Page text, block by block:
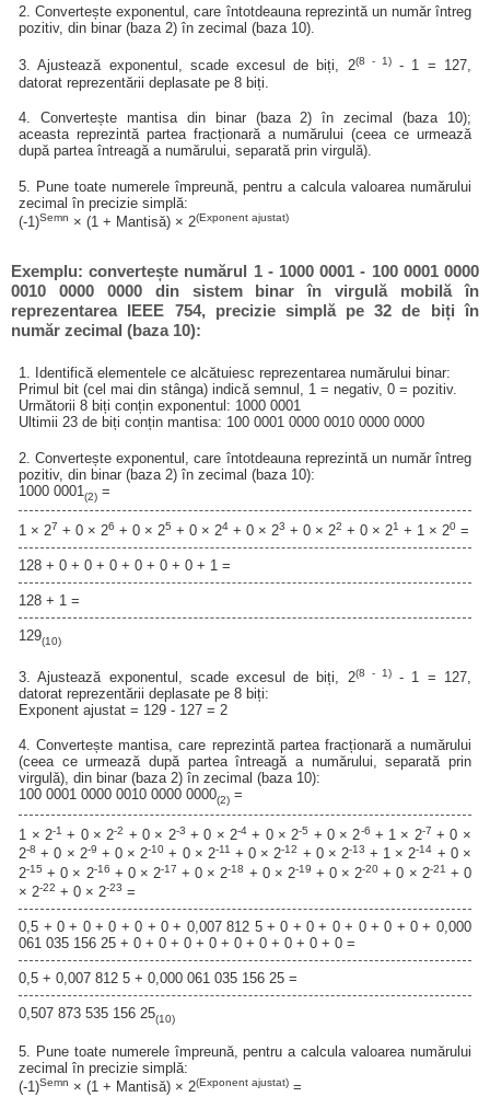
2. Convertește exponentul, care întotdeauna reprezintă un număr întreg
pozitiv, din binar (baza 2) în zecimal (baza 10).
3. Ajustează exponentul, scade excesul de biți, 2(8 - 1)
- 1 = 127,
datorat reprezentării deplasate pe 8 biți.
4. Convertește mantisa din binar (baza 2) în zecimal (baza 10);
aceasta reprezintă partea fracționară a numărului (ceea ce urmează
după partea întreagă a numărului, separată prin virgulă).
5. Pune toate numerele împreună, pentru a calcula valoarea numărului
zecimal în precizie simplă:
(-1)Semn × (1 + Mantisă) × 2(Exponent ajustat)
Exemplu: convertește numărul 1 - 1000 0001 - 100 0001 0000
0010 0000 0000 din sistem binar în virgulă mobilă în
reprezentarea IEEE 754, precizie simplă pe 32 de biți în
număr zecimal (baza 10):
1. Identifică elementele ce alcătuiesc reprezentarea numărului binar:
Primul bit (cel mai din stânga) indică semnul, 1 = negativ, 0 = pozitiv.
Următorii 8 biți conțin exponentul: 1000 0001
Ultimii 23 de biți conțin mantisa: 100 0001 0000 0010 0000 0000
2. Convertește exponentul, care întotdeauna reprezintă un număr întreg
pozitiv, din binar (baza 2) în zecimal (baza 10):
1000 0001(2) =
1 × 27 + 0 × 26 + 0 × 25 + 0 × 24 + 0 × 23 + 0 × 22 + 0 × 21 + 1 × 20 =
128 + 0 + 0 + 0 + 0 + 0 + 0 + 1 =
128 + 1 =
129(10)
3. Ajustează exponentul, scade excesul de biți, 2(8 - 1)
- 1 = 127,
datorat reprezentării deplasate pe 8 biți:
Exponent ajustat = 129 - 127 = 2
4. Convertește mantisa, care reprezintă partea fracționară a numărului
(ceea ce urmează după partea întreagă a numărului, separată prin
virgulă), din binar (baza 2) în zecimal (baza 10):
100 0001 0000 0010 0000 0000(2) =
1 × 2-1 + 0 × 2-2 + 0 × 2-3 + 0 × 2-4+ 0 × 2-5 + 0 × 2-6 + 1 × 2-7 + 0 ×
2-8 + 0 × 2-9 + 0 × 2-10 + 0 × 2-11 + 0 × 2-12 + 0 × 2-13 + 1 × 2-14 + 0 ×
2-15 + 0 × 2-16 + 0 × 2-17 + 0 × 2-18 + 0 × 2-19 + 0 × 2-20 + 0 × 2-21 + 0
× 2-22 + 0 × 2-23 =
0,5 + 0 + 0 + 0 + 0 + 0 + 0,007 812 5 + 0 + 0 + 0 + 0 + 0 + 0 + 0,000
061 035 156 25 + 0 + 0 + 0 + 0 + 0 + 0 + 0 + 0 + 0 =
0,5 + 0,007 812 5 + 0,000 061 035 156 25 =
0,507 873 535 156 25(10)
5. Pune toate numerele împreună, pentru a calcula valoarea numărului
zecimal în precizie simplă:
(-1)Semn × (1 + Mantisă) × 2(Exponent ajustat) =